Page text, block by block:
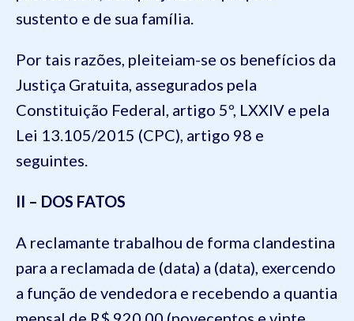
sustento e de sua família.
Por tais razões, pleiteiam-se os benefícios da
Justiça Gratuita, assegurados pela
Constituição Federal, artigo 5º, LXXIV e pela
Lei 13.105/2015 (CPC), artigo 98 e
seguintes.
II – DOS FATOS
A reclamante trabalhou de forma clandestina
para a reclamada de (data) a (data), exercendo
a função de vendedora e recebendo a quantia